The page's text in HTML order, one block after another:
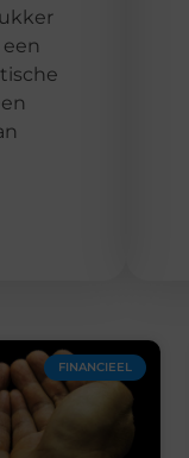
FINANCIEEL